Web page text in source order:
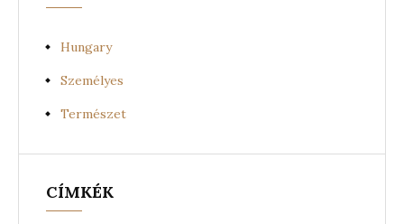
Hungary
Személyes
Természet
CÍMKÉK